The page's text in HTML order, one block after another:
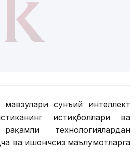
сунъий интеллект
истиқболлари ва
технологиялардан